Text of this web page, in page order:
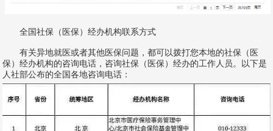
全国社保（医保）经办机构联系方式
有关异地就医或者其他医保问题，都可以拨打您本地的社保（医
保）经办机构的咨询电话，咨询社保（医保）经办的工作人员。以下是
人社部公布的全国各地咨询电话：